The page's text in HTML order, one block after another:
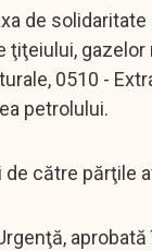
de
0510 -
petrolului.
către părţile